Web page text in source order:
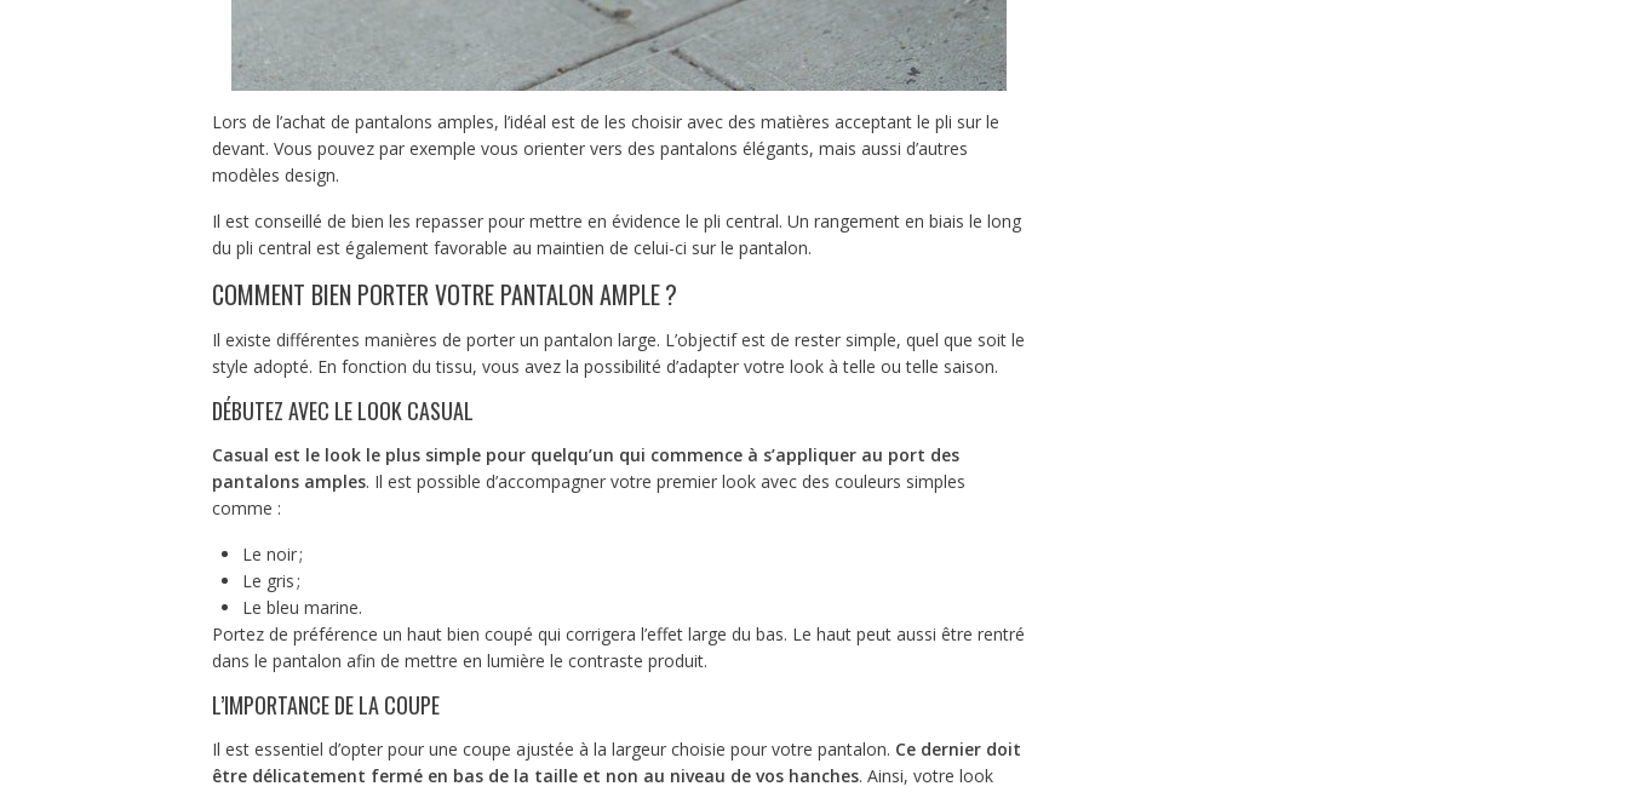
Lors de l’achat de pantalons amples, l’idéal est de les choisir avec des matières acceptant le pli sur le
devant. Vous pouvez par exemple vous orienter vers des pantalons élégants, mais aussi d’autres
modèles design.
Il est conseillé de bien les repasser pour mettre en évidence le pli central. Un rangement en biais le long
du pli central est également favorable au maintien de celui-ci sur le pantalon.
COMMENT BIEN PORTER VOTRE PANTALON AMPLE ?
Il existe différentes manières de porter un pantalon large. L’objectif est de rester simple, quel que soit le
style adopté. En fonction du tissu, vous avez la possibilité d’adapter votre look à telle ou telle saison.
DÉBUTEZ AVEC LE LOOK CASUAL
Casual est le look le plus simple pour quelqu’un qui commence à s’appliquer au port des
pantalons amples. Il est possible d’accompagner votre premier look avec des couleurs simples
comme :
Le noir ;
Le gris ;
Le bleu marine.
Portez de préférence un haut bien coupé qui corrigera l’effet large du bas. Le haut peut aussi être rentré
dans le pantalon afin de mettre en lumière le contraste produit.
L’IMPORTANCE DE LA COUPE
Il est essentiel d’opter pour une coupe ajustée à la largeur choisie pour votre pantalon. Ce dernier doit
être délicatement fermé en bas de la taille et non au niveau de vos hanches. Ainsi, votre look